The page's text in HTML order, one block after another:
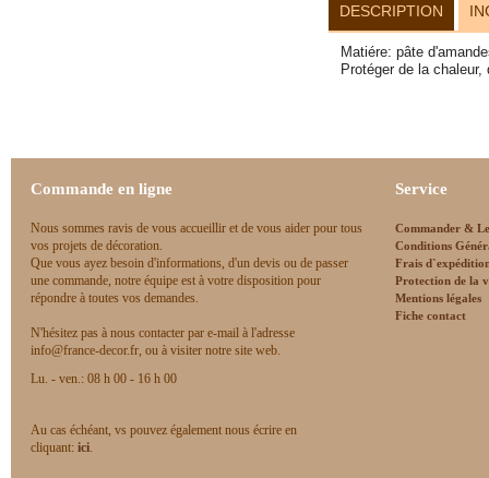
DESCRIPTION
Matiére: pâte
Protéger de la
Commande en ligne
Nous sommes ravis de vous accueillir et de vous aider pour tous
vos projets de décoration.
Que vous ayez besoin d'informations, d'un devis ou de passer
une commande, notre équipe est à votre disposition pour
répondre à toutes vos demandes.
N'hésitez pas à nous contacter par e-mail à l'adresse
info@france-decor.fr, ou à visiter notre site web.
Lu. - ven.: 08 h 00 - 16 h 00
Au cas échéant, vs pouvez également nous écrire en
cliquant: ici.
Service
Commander &
Conditions
Frais
Protection de la
Mentions légales
Fiche contact